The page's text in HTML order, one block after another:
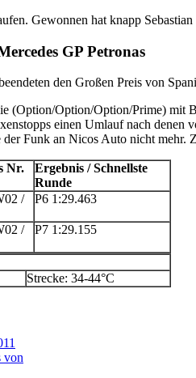
Gewonnen hat knapp
GP Petronas
den Großen Preis von
(Option/Option/Option/Prime) mit
einen Umlauf nach denen
Funk an Nicos Auto nicht mehr.
Nr.
Ergebnis / Schnellste
Runde
/
P6 1:29.463
/
P7 1:29.155
Strecke: 34-44°C